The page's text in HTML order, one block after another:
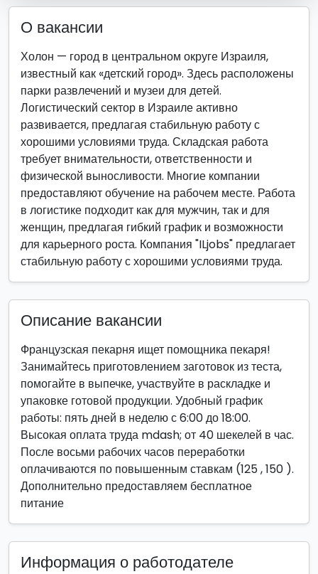
О вакансии
Холон — город в центральном округе Израиля,
известный как «детский город». Здесь расположены
парки развлечений и музеи для детей.
Логистический сектор в Израиле активно
развивается, предлагая стабильную работу с
хорошими условиями труда. Складская работа
требует внимательности, ответственности и
физической выносливости. Многие компании
предоставляют обучение на рабочем месте. Работа
в логистике подходит как для мужчин, так и для
женщин, предлагая гибкий график и возможности
для карьерного роста. Компания "ILjobs" предлагает
стабильную работу с хорошими условиями труда.
Описание вакансии
Французская пекарня ищет помощника пекаря!
Занимайтесь приготовлением заготовок из теста,
помогайте в выпечке, участвуйте в раскладке и
упаковке готовой продукции. Удобный график
работы: пять дней в неделю с 6:00 до 18:00.
Высокая оплата труда mdash; от 40 шекелей в час.
После восьми рабочих часов переработки
оплачиваются по повышенным ставкам (125 , 150 ).
Дополнительно предоставляем бесплатное
питание
Информация о работодателе